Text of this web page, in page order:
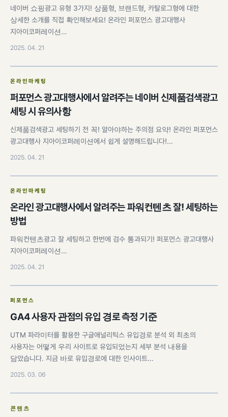
네이버 쇼핑광고 유형 3가지! 상품형, 브랜드형, 카탈로그형에 대한
상세한 소개를 직접 확인해보세요! 온라인 퍼포먼스 광고대행사
지아이코퍼레이션…
2025. 04. 21
온라인마케팅
퍼포먼스 광고대행사에서 알려주는 네이버 신제품검색광고
세팅 시 유의사항
신제품검색광고 세팅하기 전 꼭! 알아야하는 주의점 요약! 온라인 퍼포먼스
광고대행사 지아이코퍼레이션에서 쉽게 설명해드립니다!…
2025. 04. 21
온라인마케팅
온라인 광고대행사에서 알려주는 파워컨텐츠 잘! 세팅하는
방법
파워컨텐츠광고 잘 세팅하고 한번에 검수 통과되기! 퍼포먼스 광고대행사
지아이코퍼레이션…
2025. 04. 21
퍼포먼스
GA4 사용자 관점의 유입 경로 측정 기준
UTM 파라미터를 활용한 구글애널리틱스 유입경로 분석 외 최초의
사용자는 어떻게 우리 사이트로 유입되었는지 세부 분석 내용을
담았습니다. 지금 바로 유입경로에 대한 인사이트…
2025. 03. 06
콘텐츠